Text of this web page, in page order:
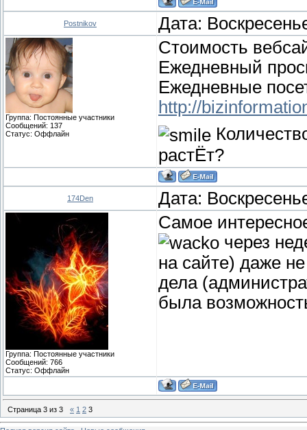
Postnikov Дата:
Группа: Постоянные участники
Сообщений: 137
Статус: Оффлайн
Стоимость
Ежедневный
Ежедневные
http://
растЁт?
174Den Дата:
Группа: Постоянные участники
Сообщений: 766
Статус: Оффлайн
Самое
через
на сайте) даже
дела
была
Страница 3 из 3 « 1 2 3